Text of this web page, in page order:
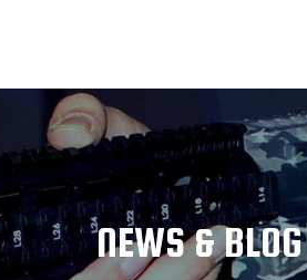
NEWS & BLOG